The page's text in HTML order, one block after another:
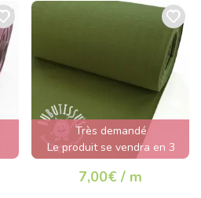
Très demandé
Le produit se vendra en 3
jours
7,00€ / m